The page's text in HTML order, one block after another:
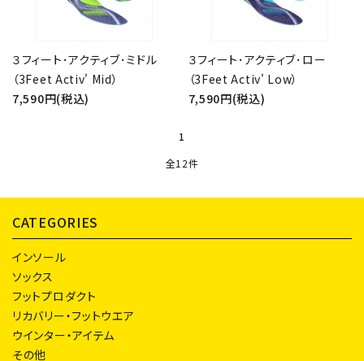
３フィート･アクティブ･ミドル
（3Feet Activ' Mid）
7,590円(税込)
３フィート･アクティブ･ロー
（3Feet Activ' Low）
7,590円(税込)
1
全12件
CATEGORIES
インソール
ソックス
フットプロダクト
リカバリー・フットウエア
ウインター・アイテム
その他